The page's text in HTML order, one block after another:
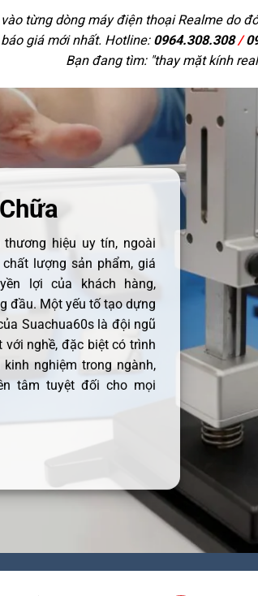
từng dòng máy điện thoại Realme do
giá mới nhất. Hotline: 0964.308.308/
Bạn đang tìm: "thay mặt kính
hiệu uy tín, ngoài
lượng sản phẩm, giá
lợi của khách hàng,
đầu. Một yếu tố tạo dựng
Suachua60s là đội ngũ
nghề, đặc biệt có trình
nghiệm trong ngành,
tâm tuyệt đối cho mọi